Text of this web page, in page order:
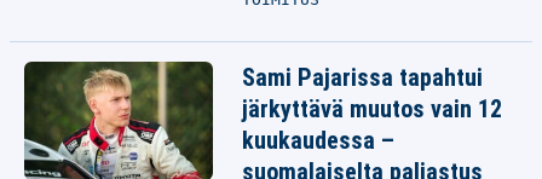
Sami Pajarissa tapahtui
järkyttävä muutos vain 12
kuukaudessa –
suomalaiselta paljastus